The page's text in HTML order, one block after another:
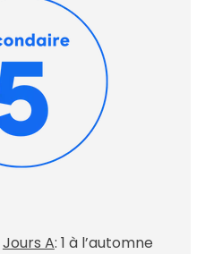
Jours A: 1 à l’automne